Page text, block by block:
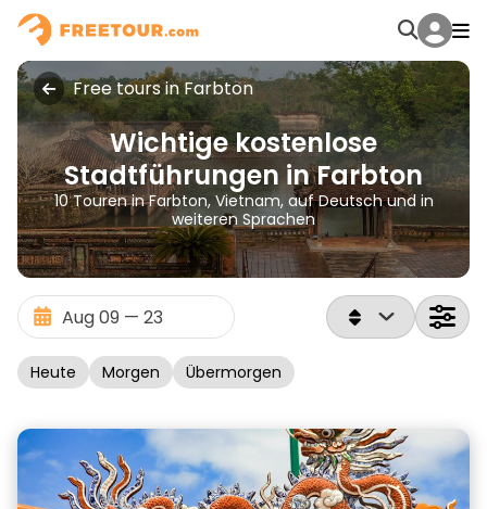
Free tours in Farbton
Wichtige kostenlose
Stadtführungen in Farbton
10 Touren in Farbton, Vietnam, auf Deutsch und in
weiteren Sprachen
Heute Morgen Übermorgen